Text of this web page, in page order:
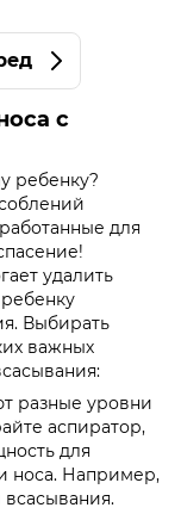
с
ребенку?
для
удалить
Выбирать
важных
разные уровни
аспиратор,
для
носа. Например,